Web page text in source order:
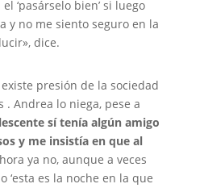
‘pasárselo bien’ si luego
y no me siento seguro en la
dice.
presión de la sociedad
. Andrea lo niega, pese a
sí tenía algún amigo
y me insistía en que al
ya no, aunque a veces
‘esta es la noche en la que